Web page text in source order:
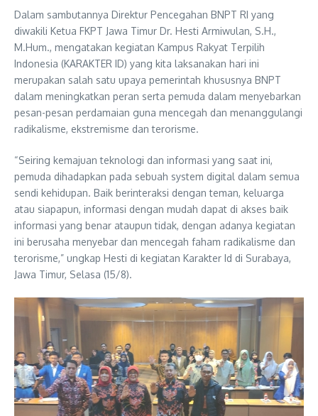
Dalam sambutannya Direktur Pencegahan BNPT RI yang
diwakili Ketua FKPT Jawa Timur Dr. Hesti Armiwulan, S.H.,
M.Hum., mengatakan kegiatan Kampus Rakyat Terpilih
Indonesia (KARAKTER ID) yang kita laksanakan hari ini
merupakan salah satu upaya pemerintah khususnya BNPT
dalam meningkatkan peran serta pemuda dalam menyebarkan
pesan-pesan perdamaian guna mencegah dan menanggulangi
radikalisme, ekstremisme dan terorisme.
“Seiring kemajuan teknologi dan informasi yang saat ini,
pemuda dihadapkan pada sebuah system digital dalam semua
sendi kehidupan. Baik berinteraksi dengan teman, keluarga
atau siapapun, informasi dengan mudah dapat di akses baik
informasi yang benar ataupun tidak, dengan adanya kegiatan
ini berusaha menyebar dan mencegah faham radikalisme dan
terorisme,” ungkap Hesti di kegiatan Karakter Id di Surabaya,
Jawa Timur, Selasa (15/8).